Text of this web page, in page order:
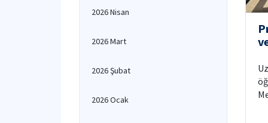
2026 Nisan
2026 Mart
2026 Şubat
2026 Ocak